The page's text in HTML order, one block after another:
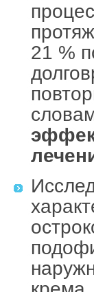
21 %